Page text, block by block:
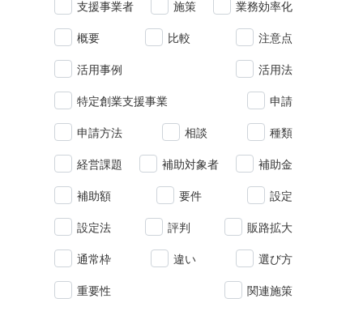
支援事業者 施策 業務効率化
概要 比較 注意点
活用事例 活用法
特定創業支援事業 申請
申請方法 相談 種類
経営課題 補助対象者 補助金
補助額 要件 設定
設定法 評判 販路拡大
通常枠 違い 選び方
重要性 関連施策